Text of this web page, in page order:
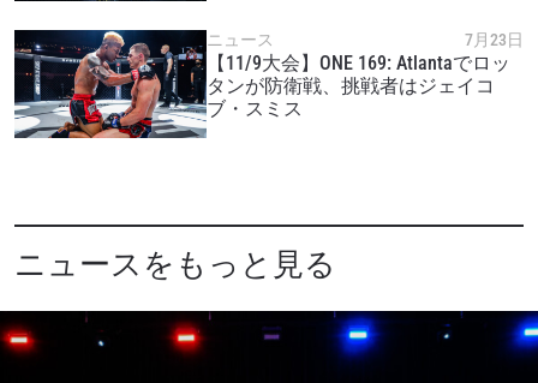
ニュース 7月23日
【11/9大会】ONE 169: Atlantaでロッ
タンが防衛戦、挑戦者はジェイコ
ブ・スミス
ニュースをもっと見る
このフォームを送信することにより、お客様は当
社のプライバシーポリシーに基づく情報の収集、
使用および開示に同意したことになります。お客
様は、いつでも配信を停止することができます。